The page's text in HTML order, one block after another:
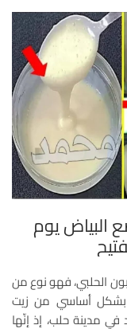
يوم
الحلبي، فهو نوع من
بشكل أساسي من زيت
في مدينة حلب، إذ إنّها